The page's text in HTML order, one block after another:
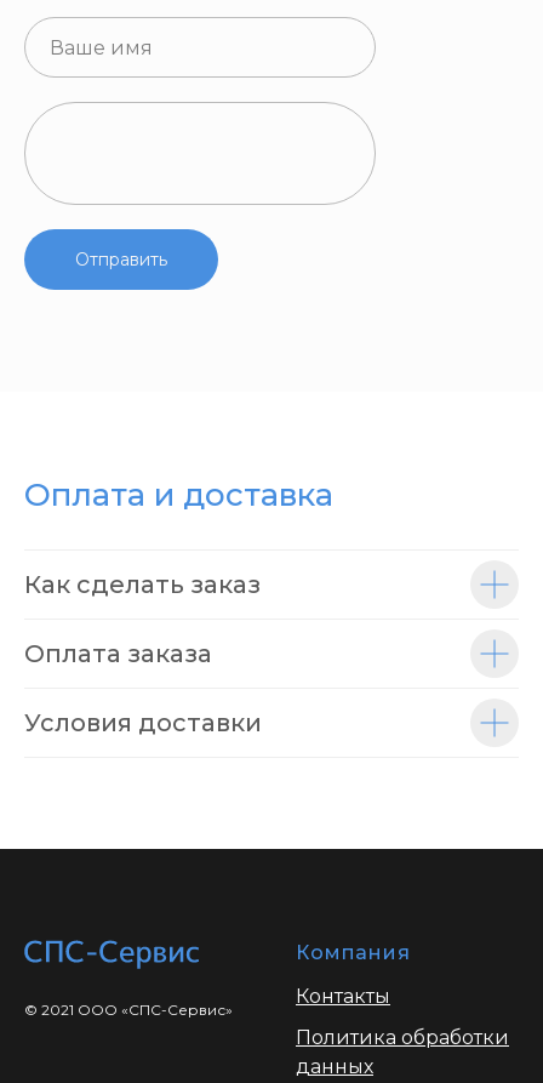
Отправить
Оплата и доставка
Как сделать заказ
Оплата заказа
Условия доставки
© 2021 ООО «СПС-Сервис»
Компания
Контакты
Политика обработки
данных